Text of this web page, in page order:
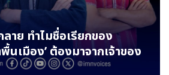
าย ทำไมชื่อเรียกของ
นเมือง’ ต้องมาจากเจ้าของ